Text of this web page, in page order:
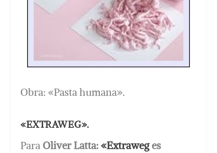
Obra: «Pasta humana».
«EXTRAWEG».
Para Oliver Latta:«Extraweg es